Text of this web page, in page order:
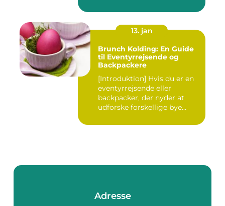
13. jan
Brunch Kolding: En Guide
til Eventyrrejsende og
Backpackere
[Introduktion] Hvis du er en
eventyrrejsende eller
backpacker, der nyder at
udforske forskellige bye...
Adresse